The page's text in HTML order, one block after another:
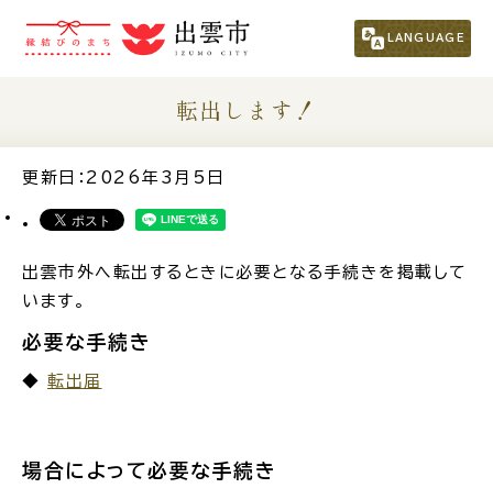
LANGUAGE
市民の方 （くらし・行政・議会）
事業者の方
観光される方
移住・定住をお考えの方
外国人の方へ
ふるさと納税
転出します！
更新日：2026年3月5日
出雲市外へ転出するときに必要となる手続きを掲載して
います。
必要な手続き
◆ 転出届
場合によって必要な手続き